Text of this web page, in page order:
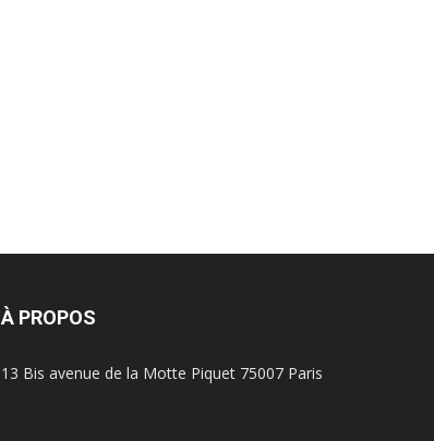
À PROPOS
13 Bis avenue de la Motte Piquet 75007 Paris